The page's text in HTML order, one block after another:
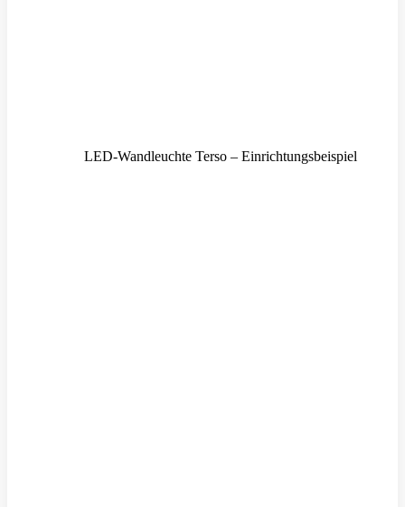
LED-Wandleuchte Terso – Einrichtungsbeispiel